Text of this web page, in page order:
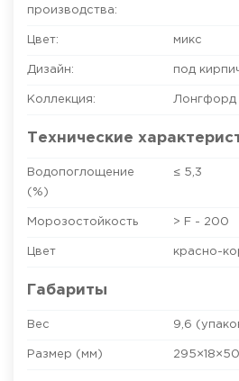
производства:
Цвет: микс
Дизайн: под
Коллекция: Лонгфорд
Технические
Водопоглощение
(%)
≤ 5,3
Морозостойкость > F - 200
Цвет красно-
Габариты
Вес 9,6
Размер (мм) 295×18×50